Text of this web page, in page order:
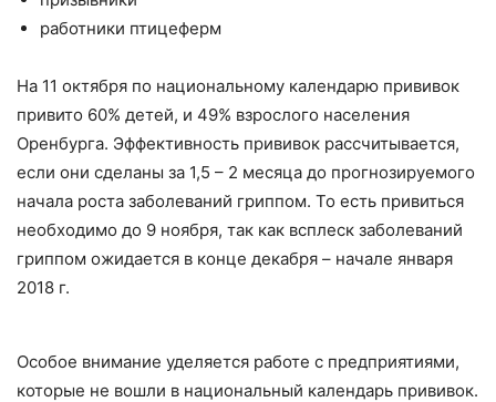
работники птицеферм
На 11 октября по национальному календарю прививок
привито 60% детей, и 49% взрослого населения
Оренбурга. Эффективность прививок рассчитывается,
если они сделаны за 1,5 – 2 месяца до прогнозируемого
начала роста заболеваний гриппом. То есть привиться
необходимо до 9 ноября, так как всплеск заболеваний
гриппом ожидается в конце декабря – начале января
2018 г.
Особое внимание уделяется работе с предприятиями,
которые не вошли в национальный календарь прививок.